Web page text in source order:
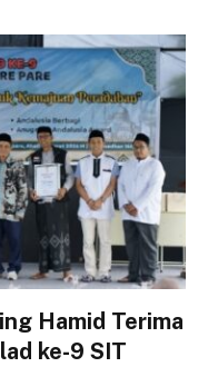
Hamid Terima
ke-9 SIT